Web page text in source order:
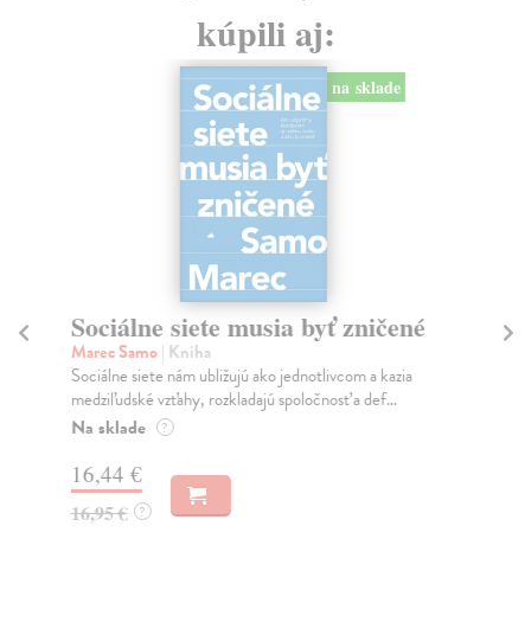
kúpili aj:
na sklade
Sociálne siete musia byť zničené
Marec Samo| Kniha
Sociálne siete nám ubližujú ako jednotlivcom a kazia
medziľudské vzťahy, rozkladajú spoločnosť a def...
Na sklade ?
16,44 €
16,95 € ?